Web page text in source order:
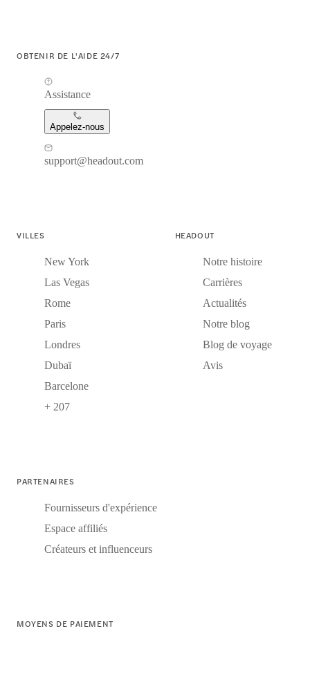
OBTENIR DE L'AIDE 24/7
Assistance
Appelez-nous
support@headout.com
VILLES
New York
Las Vegas
Rome
Paris
Londres
Dubaï
Barcelone
+ 207
HEADOUT
Notre histoire
Carrières
Actualités
Notre blog
Blog de voyage
Avis
PARTENAIRES
Fournisseurs d'expérience
Espace affiliés
Créateurs et influenceurs
MOYENS DE PAIEMENT